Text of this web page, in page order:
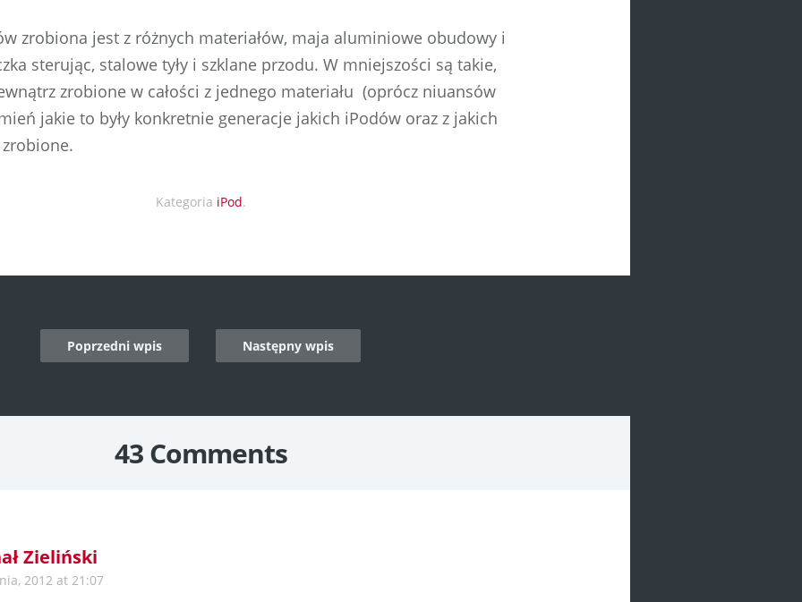
zrobiona jest z różnych materiałów, maja aluminiowe obudowy i
sterując, stalowe tyły i szklane przodu. W mniejszości są takie,
zrobione w całości z jednego materiału (oprócz niuansów
jakie to były konkretnie generacje jakich iPodów oraz z jakich
zrobione.
Kategoria iPod.
Poprzedni wpis Następny wpis
43 Comments
Zieliński
2012 at 21:07